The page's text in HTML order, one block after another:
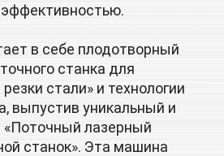
в себе плодотворный
станка для
стали» и технологии
выпустив уникальный и
лазерный
станок». Эта машина